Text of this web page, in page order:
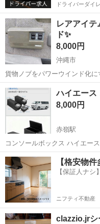
ドライバーダイ
レアアイ
ド✨
8,000円
沖縄市
貨物ノブをパワーウインド化
ました。 ¥12,000
沖縄 沖縄市 内装、イ
ハイエース
8,000円
赤嶺駅
コンソールボックス ハイエー
200系 コンソールボックス 肘
アームレスト PU 落下防止 3個
沖縄 糸満市 赤嶺駅
コンソールボックス
【格安物
【保証人ナシ
ニフティ不動産
clazzio.jrシ